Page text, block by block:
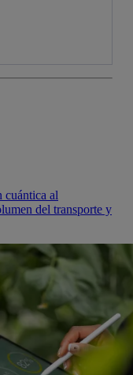
cuántica al
del transporte y